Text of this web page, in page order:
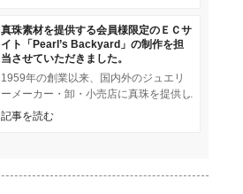
真珠素材を提供する会員様限定のＥＣサ
イト「Pearl’s Backyard」の制作を担
当させていただきました。
1959年の創業以来、国内外のジュエリ
ーメーカー・卸・小売店に真珠を提供し
てきた宝飾素材専門商社『東京真珠株式
会社』が運営する、真珠素材を提
記事を読む